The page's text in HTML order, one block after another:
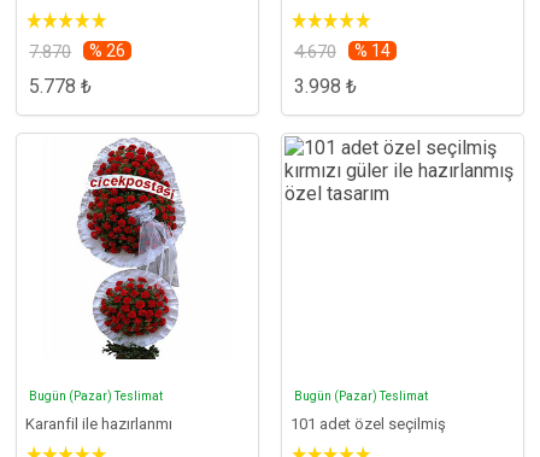
7.870 % 26
5.778 ₺
4.670 % 14
3.998 ₺
Bugün (Pazar) Teslimat
Karanfil ile hazırlanmı
Bugün (Pazar) Teslimat
101 adet özel seçilmiş